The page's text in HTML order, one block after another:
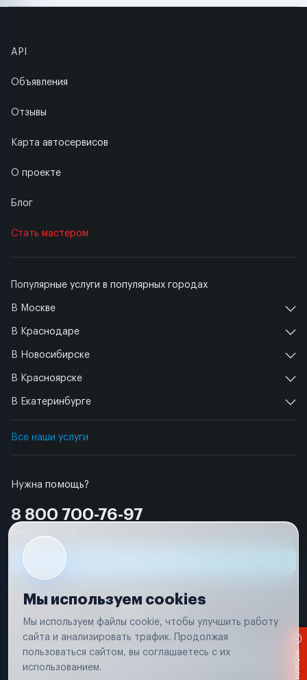
Нужна помощь?
8 800 700-76-97
Популярные услуги в популярных городах
В Москве
В Краснодаре
В Новосибирске
В Красноярске
В Екатеринбурге
Все наши услуги
API
Объявления
Отзывы
Карта автосервисов
О проекте
Блог
Стать мастером
Условия использования
Удаление аккаунта
Вся информация, представленная на сайте, носит исключительно
соответствии с положениями статьи 437 (п. 2) Гражданского кодекса
Мы используем cookies
Мы используем файлы cookie, чтобы улучшить работу
сайта и анализировать трафик. Продолжая
пользоваться сайтом, вы соглашаетесь с их
использованием.